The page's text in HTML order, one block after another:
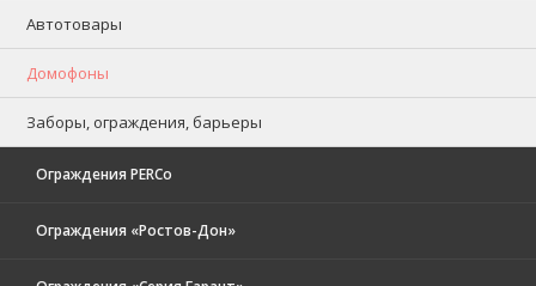
Автотовары
Домофоны
Заборы, ограждения, барьеры
Ограждения PERCo
Ограждения «Ростов-Дон»